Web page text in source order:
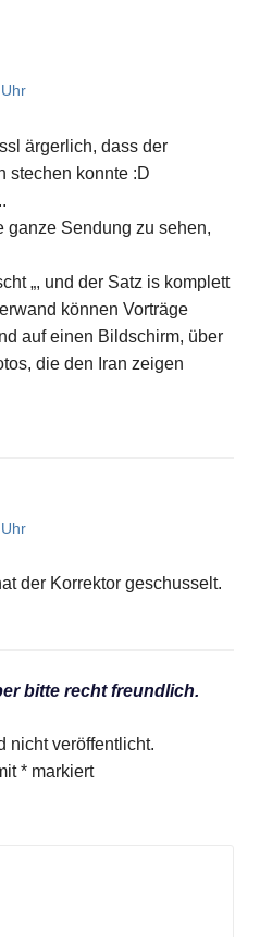
ärgerlich, dass der
stechen konnte :D
ganze Sendung zu sehen,
„, und der Satz is komplett
können Vorträge
auf einen Bildschirm, über
die den Iran zeigen
der Korrektor geschusselt.
bitte recht freundlich.
nicht veröffentlicht.
* markiert